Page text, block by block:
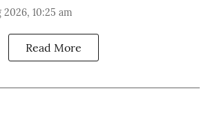
2026, 10:25 am
Read More